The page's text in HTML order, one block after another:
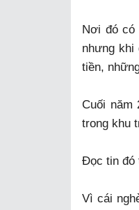
Nơi đó có
nhưng khi
tiền,
Cuối năm
trong khu
Đọc tin đó
Vì cái